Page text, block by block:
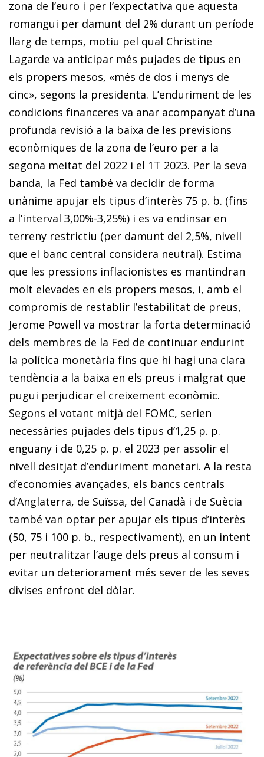
zona de l’euro i per l’expectativa que aquesta
romangui per damunt del 2% durant un període
llarg de temps, motiu pel qual Christine
Lagarde va anticipar més pujades de tipus en
els propers mesos, «més de dos i menys de
cinc», segons la presidenta. L’enduriment de les
condicions financeres va anar acompanyat d’una
profunda revisió a la baixa de les previsions
econòmiques de la zona de l’euro per a la
segona meitat del 2022 i el 1T 2023. Per la seva
banda, la Fed també va decidir de forma
unànime apujar els tipus d’interès 75 p. b. (fins
a l’interval 3,00%-3,25%) i es va endinsar en
terreny restrictiu (per damunt del 2,5%, nivell
que el banc central considera neutral). Estima
que les pressions inflacionistes es mantindran
molt elevades en els propers mesos, i, amb el
compromís de restablir l’estabilitat de preus,
Jerome Powell va mostrar la forta determinació
dels membres de la Fed de continuar endurint
la política monetària fins que hi hagi una clara
tendència a la baixa en els preus i malgrat que
pugui perjudicar el creixement econòmic.
Segons el votant mitjà del FOMC, serien
necessàries pujades dels tipus d’1,25 p. p.
enguany i de 0,25 p. p. el 2023 per assolir el
nivell desitjat d’enduriment monetari. A la resta
d’economies avançades, els bancs centrals
d’Anglaterra, de Suïssa, del Canadà i de Suècia
també van optar per apujar els tipus d’interès
(50, 75 i 100 p. b., respectivament), en un intent
per neutralitzar l’auge dels preus al consum i
evitar un deteriorament més sever de les seves
divises enfront del dòlar.